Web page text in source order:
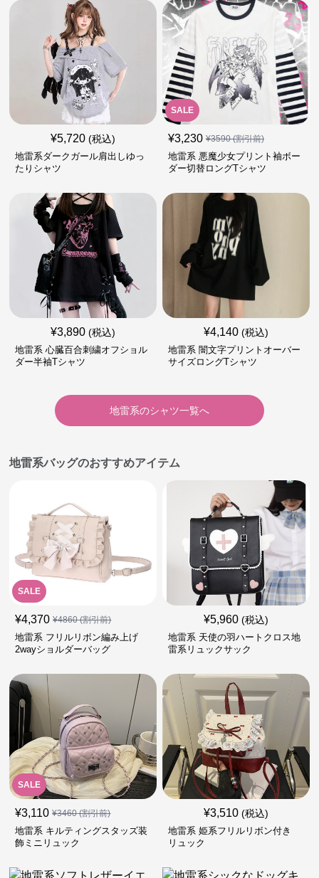
¥5,720 (税込)
地雷系ダークガール肩出しゆっ
たりシャツ
SALE
¥3,230 ¥3590(割引前)
地雷系 悪魔少女プリント袖ボー
ダー切替ロングTシャツ
¥3,890 (税込)
地雷系 心臓百合刺繍オフショル
ダー半袖Tシャツ
¥4,140 (税込)
地雷系 闇文字プリントオーバー
サイズロングTシャツ
地雷系のシャツ一覧へ
地雷系バッグのおすすめアイテム
SALE
¥4,370 ¥4860(割引前)
地雷系 フリルリボン編み上げ
2wayショルダーバッグ
¥5,960 (税込)
地雷系 天使の羽ハートクロス地
雷系リュックサック
SALE
¥3,110 ¥3460(割引前)
地雷系 キルティングスタッズ装
飾ミニリュック
¥3,510 (税込)
地雷系 姫系フリルリボン付き
リュック